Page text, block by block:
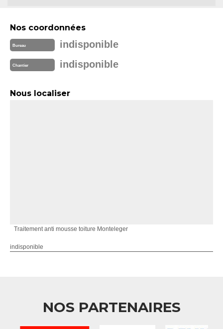
Nos coordonnées
Bureau indisponible
Chantier indisponible
Nous localiser
Traitement anti mousse toiture Monteleger
indisponible
NOS PARTENAIRES